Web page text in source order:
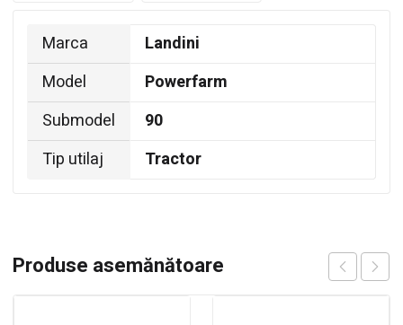
Marca
Landini
Model
Powerfarm
Submodel
90
Tip utilaj
Tractor
Produse asemănătoare